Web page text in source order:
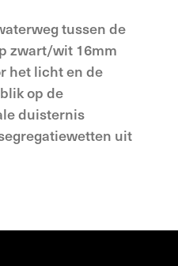
tussen de
zwart/wit 16mm
het licht en de
op de
duisternis
uit